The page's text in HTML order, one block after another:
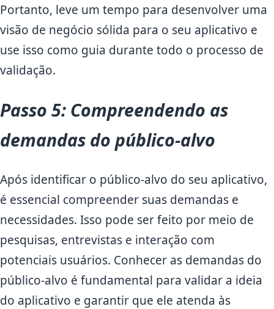
Portanto, leve um tempo para desenvolver uma
visão de negócio sólida para o seu aplicativo e
use isso como guia durante todo o processo de
validação.
Passo 5: Compreendendo as
demandas do público-alvo
Após identificar o público-alvo do seu aplicativo,
é essencial compreender suas demandas e
necessidades. Isso pode ser feito por meio de
pesquisas, entrevistas e interação com
potenciais usuários. Conhecer as demandas do
público-alvo é fundamental para validar a ideia
do aplicativo e garantir que ele atenda às